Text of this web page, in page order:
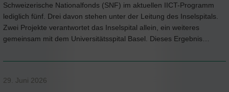
Schweizerische Nationalfonds (SNF) im aktuellen IICT-Programm
lediglich fünf. Drei davon stehen unter der Leitung des Inselspitals.
Zwei Projekte verantwortet das Inselspital allein, ein weiteres
gemeinsam mit dem Universitätsspital Basel. Dieses Ergebnis…
29. Juni 2026